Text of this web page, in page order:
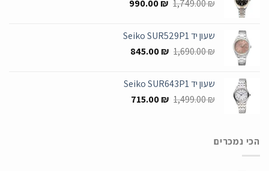
1,749.00₪
1,749.00 ₪.
990.00₪
990.00 ₪.
שעון יד Seiko SUR529P1
1,690.00₪
המחיר
1,690.00 ₪.
845.00₪
המחיר
845.00 ₪.
שעון יד Seiko SUR643P1
1,499.00₪
המחיר
715.00₪
המחיר
הכי נמכרים